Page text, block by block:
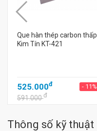
Que hàn thép carbon thấp
Kim Tín KT-421
525.000đ - 11%
591.000đ
Thông số kỹ thuật